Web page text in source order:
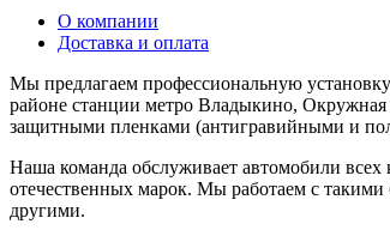
О компании
Доставка и оплата
Мы предлагаем профессиональную
районе станции метро Владыкино,
защитными пленками (антигравийными и
Наша команда обслуживает автомобили
отечественных марок. Мы работаем с
другими.